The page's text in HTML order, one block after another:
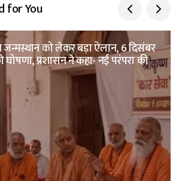
for You
जन्मस्थान को लेकर बड़ा ऐलान, 6 दिसंबर
प्रशासन ने कहा- नई परंपरा की